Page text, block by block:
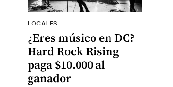
LOCALES
¿Eres músico en DC?
Hard Rock Rising
paga $10.000 al
ganador